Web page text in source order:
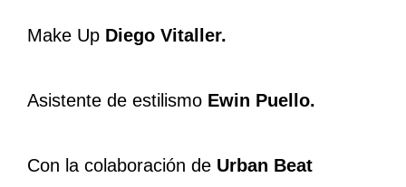
Make Up Diego Vitaller.
Asistente de estilismo Ewin Puello.
Con la colaboración de Urban Beat